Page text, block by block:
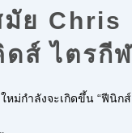
ย
ส์ ไตรกี
หม่กำลังจะเกิดขึ้น “ฟีนิก